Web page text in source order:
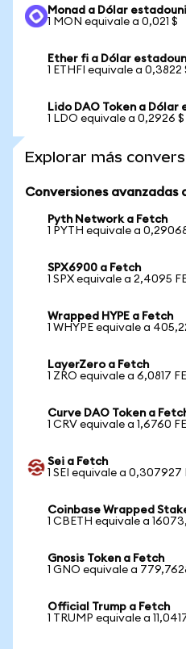
Monad a Dólar
1 MON equivale a 0,021 $
Ether fi a Dólar
1 ETHFI equivale a 0,3822
Lido DAO Token a Dólar
1 LDO equivale a 0,2926 $
Explorar más
Conversiones avanzadas
Pyth Network a Fetch
1 PYTH equivale a
SPX6900 a Fetch
1 SPX equivale a 2,4095
Wrapped HYPE a Fetch
1 WHYPE equivale a
LayerZero a Fetch
1 ZRO equivale a 6,0817
Curve DAO Token a
1 CRV equivale a 1,6760
Sei a Fetch
1 SEI equivale a 0,307927
Coinbase Wrapped
1 CBETH equivale a
Gnosis Token a Fetch
1 GNO equivale a
Official Trump a Fetch
1 TRUMP equivale a